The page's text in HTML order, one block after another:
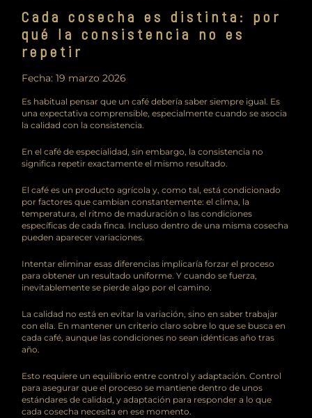
Cada cosecha es distinta: por
qué la consistencia no es
repetir
Fecha:19 marzo 2026
Es habitual pensar que un café debería saber siempre igual. Es
una expectativa comprensible, especialmente cuando se asocia
la calidad con la consistencia.
En el café de especialidad, sin embargo, la consistencia no
significa repetir exactamente el mismo resultado.
El café es un producto agrícola y, como tal, está condicionado
por factores que cambian constantemente: el clima, la
temperatura, el ritmo de maduración o las condiciones
específicas de cada finca. Incluso dentro de una misma cosecha
pueden aparecer variaciones.
Intentar eliminar esas diferencias implicaría forzar el proceso
para obtener un resultado uniforme. Y cuando se fuerza,
inevitablemente se pierde algo por el camino.
La calidad no está en evitar la variación, sino en saber trabajar
con ella. En mantener un criterio claro sobre lo que se busca en
cada café, aunque las condiciones no sean idénticas año tras
año.
Esto requiere un equilibrio entre control y adaptación. Control
para asegurar que el proceso se mantiene dentro de unos
estándares de calidad, y adaptación para responder a lo que
cada cosecha necesita en ese momento.